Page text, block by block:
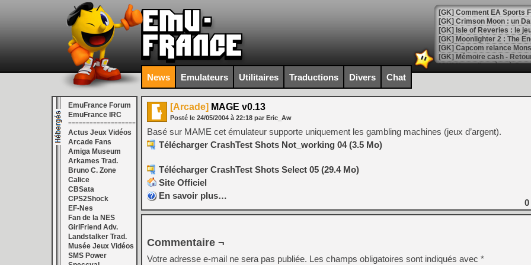
[GK] Comment EA Sports
[GK] Crimson Moon : un
[GK] Isle of Reveries : le
[GK] Moonlighter 2 : The
[GK] Capcom relance
[Mo5] Deux inédits du
[GK] Le beat'em up The
[GK] Endless Legend 2 :
[LS] [PS5] Le WebKit
[GK] Oubliez Crazy Taxi,
[LS] [Switch] NSZ 5.0.0
[GK] No More Room in
[GK] Un chatbot Atelier
[GK] Mémoire cash -
News Emulateurs Utilitaires Traductions Divers Chat
EmuFrance Forum
EmuFrance IRC
===================
Actus Jeux Vidéos
Arcade Fans
Amiga Museum
Arkames Trad.
Bruno C. Zone
Calice
CBSata
CPS2Shock
EF-Nes
Fan de la NES
GirlFriend Adv.
Landstalker Trad.
Musée Jeux Vidéos
SMS Power
[Arcade] MAGE v0.13
Posté le 24/05/2004 à 22:18 par Eric_Aw
Basé sur MAME cet émulateur supporte uniquement les gambling machines (jeux d’argent).
Télécharger CrashTest Shots Not_working 04 (3.5 Mo)
Télécharger CrashTest Shots Select 05 (29.4 Mo)
Site Officiel
En savoir plus…
0
Commentaire ¬
Votre adresse e-mail ne sera pas publiée. Les champs obligatoires sont indiqués avec *